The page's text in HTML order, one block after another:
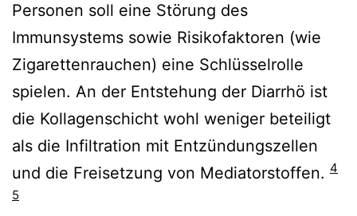
Personen soll eine Störung des
Immunsystems sowie Risikofaktoren (wie
Zigarettenrauchen) eine Schlüsselrolle
spielen. An der Entstehung der Diarrhö ist
die Kollagenschicht wohl weniger beteiligt
als die Infiltration mit Entzündungszellen
und die Freisetzung von Mediatorstoffen. 4
5